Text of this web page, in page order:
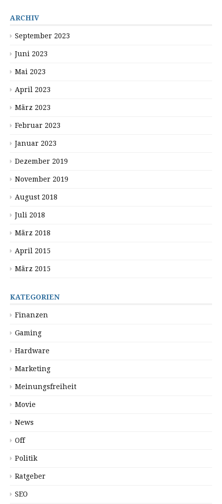
ARCHIV
September 2023
Juni 2023
Mai 2023
April 2023
März 2023
Februar 2023
Januar 2023
Dezember 2019
November 2019
August 2018
Juli 2018
März 2018
April 2015
März 2015
KATEGORIEN
Finanzen
Gaming
Hardware
Marketing
Meinungsfreiheit
Movie
News
Off
Politik
Ratgeber
SEO